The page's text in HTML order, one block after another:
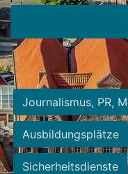
Journalismus, PR,
Ausbildungsplätze
Sicherheitsdienste